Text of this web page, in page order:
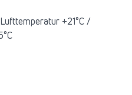
+21°C /